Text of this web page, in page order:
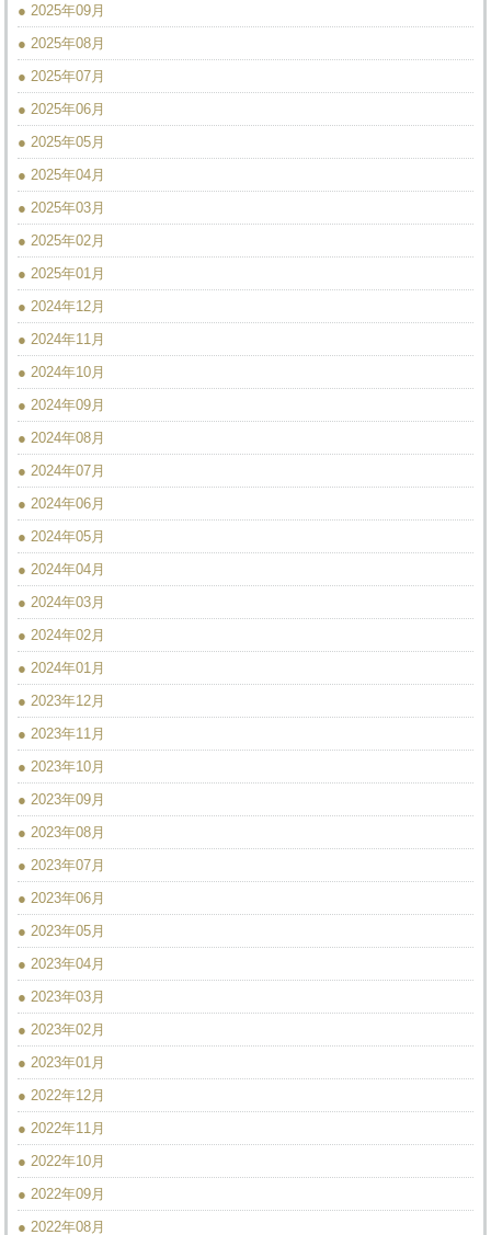
● 2025年09月
● 2025年08月
● 2025年07月
● 2025年06月
● 2025年05月
● 2025年04月
● 2025年03月
● 2025年02月
● 2025年01月
● 2024年12月
● 2024年11月
● 2024年10月
● 2024年09月
● 2024年08月
● 2024年07月
● 2024年06月
● 2024年05月
● 2024年04月
● 2024年03月
● 2024年02月
● 2024年01月
● 2023年12月
● 2023年11月
● 2023年10月
● 2023年09月
● 2023年08月
● 2023年07月
● 2023年06月
● 2023年05月
● 2023年04月
● 2023年03月
● 2023年02月
● 2023年01月
● 2022年12月
● 2022年11月
● 2022年10月
● 2022年09月
● 2022年08月